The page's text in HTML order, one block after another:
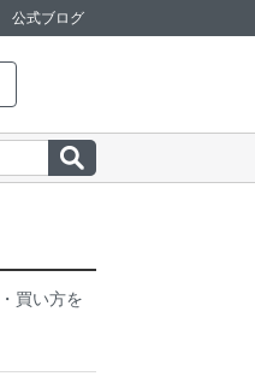
公式ブログ
買い方を